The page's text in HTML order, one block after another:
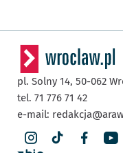
pl. Solny 14, 50-062
tel. 71 776 71 42
e-mail: